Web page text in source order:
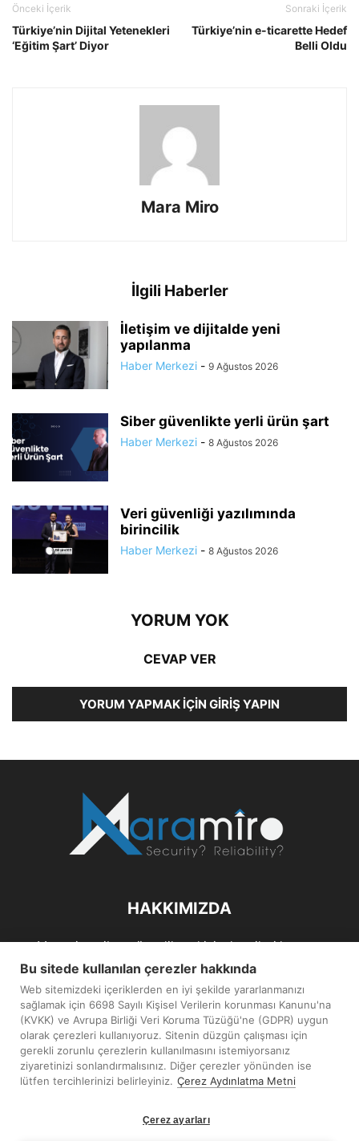
Önceki İçerik
Türkiye’nin Dijital Yetenekleri
‘Eğitim Şart’ Diyor
Sonraki İçerik
Türkiye’nin e-ticarette Hedef
Belli Oldu
Mara Miro
İlgili Haberler
İletişim ve dijitalde yeni
yapılanma
Haber Merkezi - 9 Ağustos 2026
Siber güvenlikte yerli ürün şart
Haber Merkezi - 8 Ağustos 2026
Veri güvenliği yazılımında
birincilik
Haber Merkezi - 8 Ağustos 2026
YORUM YOK
CEVAP VER
YORUM YAPMAK İÇIN GIRIŞ YAPIN
HAKKIMIZDA
Maramiro; siber güvenlik ve kişisel verileri koruma
alanlarıın sağlıklı büyümelerine odaklanarak bu sektörlerle
ilgili güncel haber ve analizler hazırlayıp yayınlayan bir
haber sitesidir.
İletişim:maramiro@sentezmedya.com.tr
BIZI TAKIP EDIN
Bu sitede kullanılan çerezler hakkında
Web sitemizdeki içeriklerden en iyi şekilde yararlanmanızı
sağlamak için 6698 Sayılı Kişisel Verilerin korunması Kanunu'na
(KVKK) ve Avrupa Birliği Veri Koruma Tüzüğü'ne (GDPR) uygun
olarak çerezleri kullanıyoruz. Sitenin düzgün çalışması için
gerekli zorunlu çerezlerin kullanılmasını istemiyorsanız
ziyaretinizi sonlandırmalısınız. Diğer çerezler yönünden ise
lütfen tercihlerinizi belirleyiniz. Çerez Aydınlatma Metni
Çerez ayarları